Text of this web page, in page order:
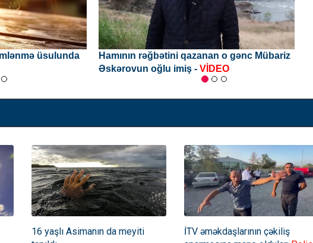
yandırılıb - Baş Prokurorluq məlumat
yerlik təyyarə
uçdu - VİDEO
Prezident təsdiqlədi:bu saytlara
məhdudiyyət qoyulacaq
16 yaşlı Asimanın da meyiti
İTV əməkdaşlarının çəkiliş